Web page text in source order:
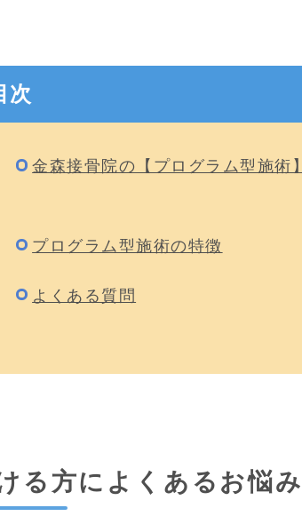
次
金森接骨院の【プログラム型施術】
プログラム型施術の特徴
よくある質問
る方によくあるお悩み